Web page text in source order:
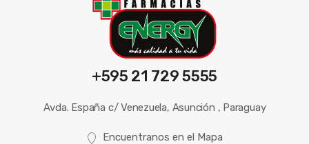
+595 21 729 5555
Avda. España c/ Venezuela, Asunción , Paraguay
Encuentranos en el Mapa